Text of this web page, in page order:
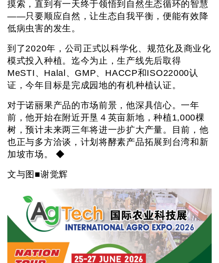
摸索，直到有一天终于领悟到自然生态循环的智慧
——只要顺应自然，让生态自我平衡，便能有效降
低病虫害的发生。
到了2020年，公司正式以科学化、规范化及商业化
模式投入种植。迄今为止，生产线先后取得
MeSTI、Halal、GMP、HACCP和ISO22000认
证，今年目标是完成园地的有机种植认证。
对于诺丽果产品的市场前景，他深具信心。一年
前，他开始在附近开垦４英亩新地，种植1,000棵
树，预计未来两三年将进一步扩大产量。目前，他
也正与多方洽谈，计划将酵素产品拓展到台湾和新
加坡市场。 ◆
文与图■谢觉辉